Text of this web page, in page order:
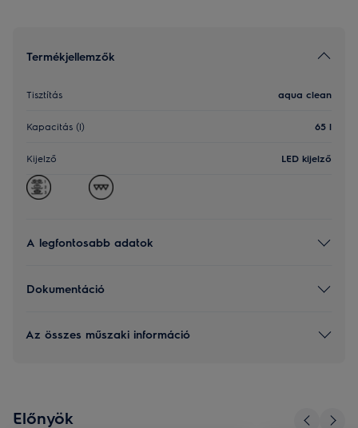
Termékjellemzők
Tisztítás aqua clean
Kapacitás (l) 65 l
Kijelző LED kijelző
A legfontosabb adatok
Dokumentáció
Az összes műszaki információ
Előnyök